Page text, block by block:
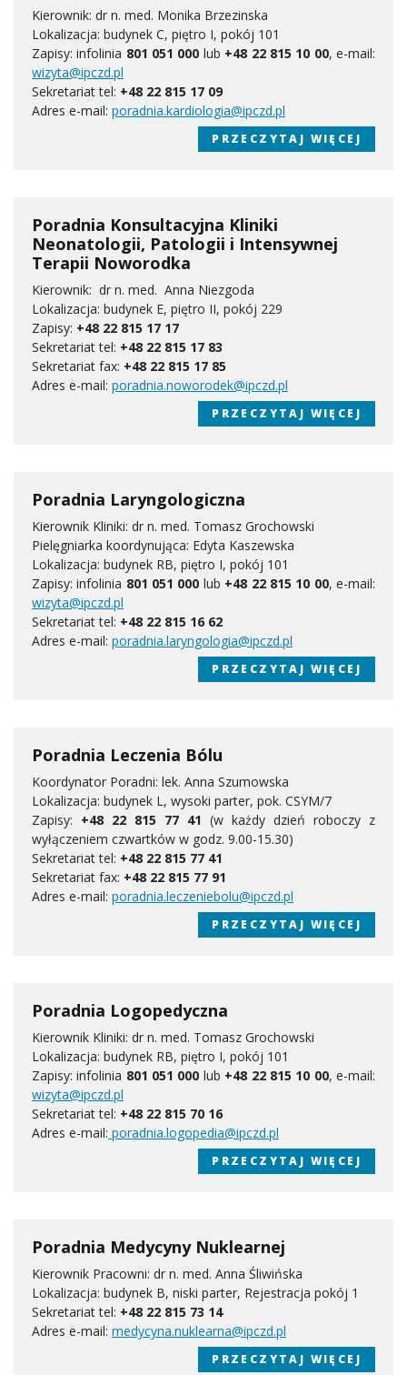
Kierownik: dr n. med. Monika Brzezinska
Lokalizacja: budynek C, piętro I, pokój 101
Zapisy: infolinia 801 051 000 lub +48 22 815 10 00, e-mail:
wizyta@ipczd.pl
Sekretariat tel: +48 22 815 17 09
Adres e-mail: poradnia.kardiologia@ipczd.pl
PRZECZYTAJ WIĘCEJ
Poradnia Konsultacyjna Kliniki
Neonatologii, Patologii i Intensywnej
Terapii Noworodka
Kierownik: dr n. med. Anna Niezgoda
Lokalizacja: budynek E, piętro II, pokój 229
Zapisy: +48 22 815 17 17
Sekretariat tel: +48 22 815 17 83
Sekretariat fax: +48 22 815 17 85
Adres e-mail: poradnia.noworodek@ipczd.pl
PRZECZYTAJ WIĘCEJ
Poradnia Laryngologiczna
Kierownik Kliniki: dr n. med. Tomasz Grochowski
Pielęgniarka koordynująca: Edyta Kaszewska
Lokalizacja: budynek RB, piętro I, pokój 101
Zapisy: infolinia 801 051 000 lub +48 22 815 10 00, e-mail:
wizyta@ipczd.pl
Sekretariat tel: +48 22 815 16 62
Adres e-mail: poradnia.laryngologia@ipczd.pl
PRZECZYTAJ WIĘCEJ
Poradnia Leczenia Bólu
Koordynator Poradni: lek. Anna Szumowska
Lokalizacja: budynek L, wysoki parter, pok. CSYM/7
Zapisy: +48 22 815 77 41 (w każdy dzień roboczy z
wyłączeniem czwartków w godz. 9.00-15.30)
Sekretariat tel: +48 22 815 77 41
Sekretariat fax: +48 22 815 77 91
Adres e-mail: poradnia.leczeniebolu@ipczd.pl
PRZECZYTAJ WIĘCEJ
Poradnia Logopedyczna
Kierownik Kliniki: dr n. med. Tomasz Grochowski
Lokalizacja: budynek RB, piętro I, pokój 101
Zapisy: infolinia 801 051 000 lub +48 22 815 10 00, e-mail:
wizyta@ipczd.pl
Sekretariat tel: +48 22 815 70 16
Adres e-mail: poradnia.logopedia@ipczd.pl
PRZECZYTAJ WIĘCEJ
Poradnia Medycyny Nuklearnej
Kierownik Pracowni: dr n. med. Anna Śliwińska
Lokalizacja: budynek B, niski parter, Rejestracja pokój 1
Sekretariat tel: +48 22 815 73 14
Adres e-mail: medycyna.nuklearna@ipczd.pl
PRZECZYTAJ WIĘCEJ